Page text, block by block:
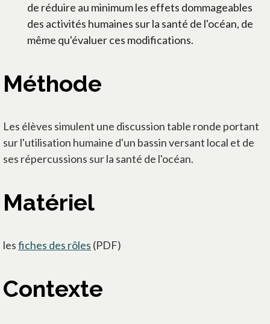
de réduire au minimum les effets dommageables
des activités humaines sur la santé de l'océan, de
même qu'évaluer ces modifications.
Méthode
Les élèves simulent une discussion table ronde portant
sur l'utilisation humaine d'un bassin versant local et de
ses répercussions sur la santé de l'océan.
Matériel
lesfiches des rôles (PDF)
Contexte